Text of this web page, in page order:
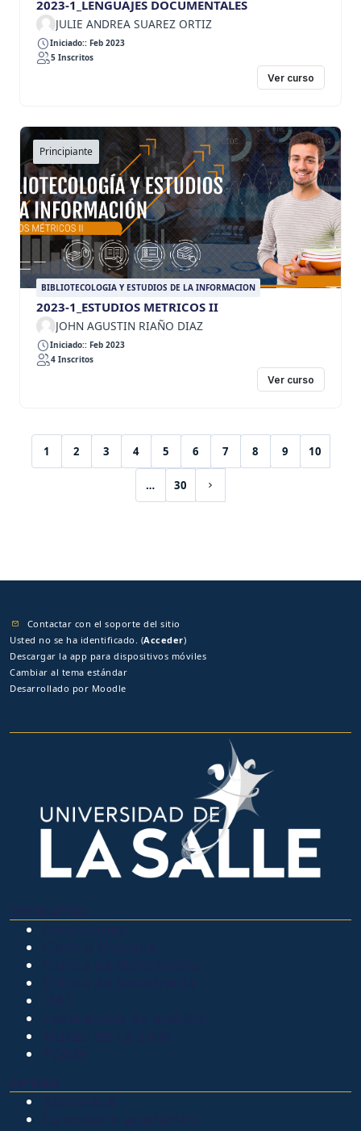
2023-1_LENGUAJES DOCUMENTALES
JULIE ANDREA SUAREZ ORTIZ
Iniciado:: Feb 2023
5 Inscritos
Ver curso
Principiante
BIBLIOTECOLOGIA Y ESTUDIOS DE LA INFORMACION
2023-1_ESTUDIOS METRICOS II
JOHN AGUSTIN RIAÑO DIAZ
Iniciado:: Feb 2023
4 Inscritos
Ver curso
1
(current)
2 3 4 5 6 7 8 9 10
… 30
Contactar con el soporte del sitio
Usted no se ha identificado. (Acceder)
Descargar la app para dispositivos móviles
Cambiar al tema estándar
Desarrollado por Moodle